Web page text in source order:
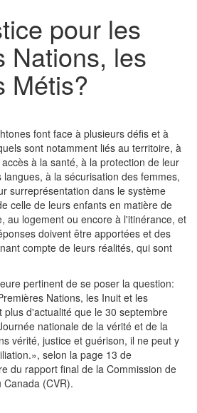
pour les
Nations, les
Métis?
font face à plusieurs défis et à
sont notamment liés au territoire, à
à la santé, à la protection de leur
à la sécurisation des femmes,
surreprésentation dans le système
celle de leurs enfants en matière de
au logement ou encore à l'itinérance, et
doivent être apportées et des
compte de leurs réalités, qui sont
pertinent de se poser la question:
Nations, les Inuit et les
plus d'actualité que le 30 septembre
nationale de la vérité et de la
vérité, justice et guérison, il ne peut y
selon la page 13 de
du rapport final de la Commission de
(CVR).